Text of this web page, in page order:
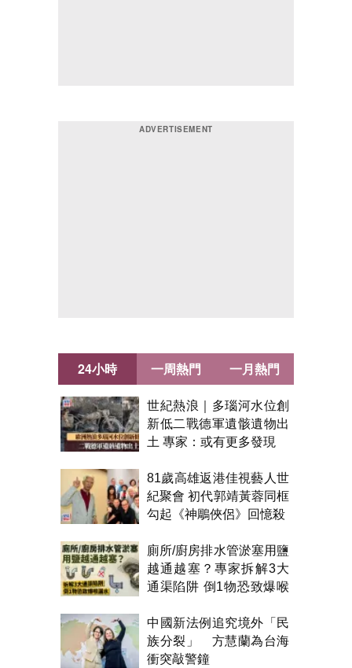
24小時
世紀熱浪｜多瑙河水位創
新低二戰德軍遺骸遺物出
土 專家：或有更多發現
81歲高雄返港佳視藝人世
紀聚會 初代郭靖黃蓉同框
勾起《神鵰俠侶》回憶殺
廁所/廚房排水管淤塞用鹽
越通越塞？專家拆解3大
通渠陷阱 倒1物恐致爆喉
中國新法例追究境外「民
族分裂」 方慧蘭為台海
衝突敲警鐘
一周熱門 一月熱門